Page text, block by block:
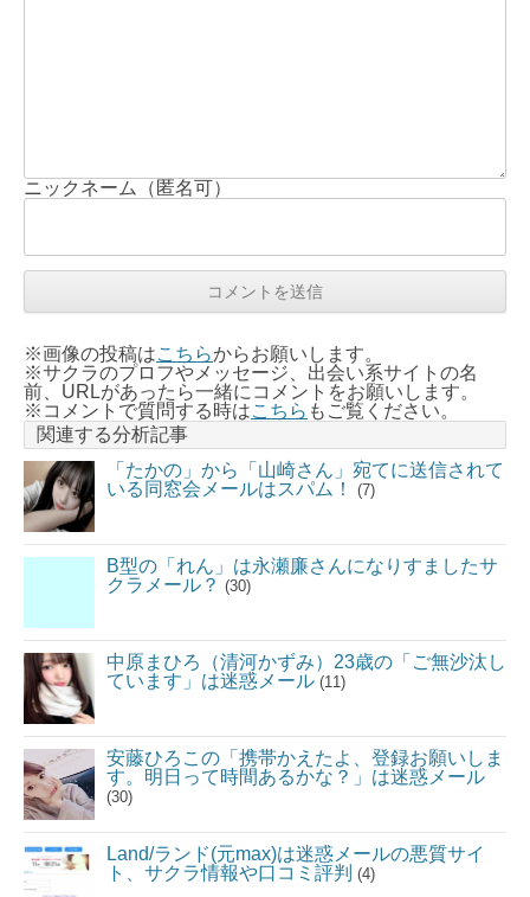
ニックネーム（匿名可）
※画像の投稿はこちらからお願いします。
※サクラのプロフやメッセージ、出会い系サイトの名
前、URLがあったら一緒にコメントをお願いします。
※コメントで質問する時はこちら もご覧ください。
関連する分析記事
「たかの」から「山崎さん」宛てに送信されて
いる同窓会メールはスパム！
(7)
B型の「れん」は永瀬廉さんになりすましたサ
クラメール？ (30)
中原まひろ（清河かずみ）23歳の「ご無沙汰し
ています」は迷惑メール (11)
安藤ひろこの「携帯かえたよ、登録お願いしま
す。明日って時間あるかな？」は迷惑メール
(30)
Land/ランド(元max)は迷惑メールの悪質サイ
ト、サクラ情報や口コミ評判 (4)